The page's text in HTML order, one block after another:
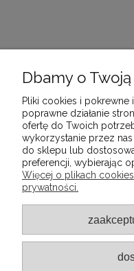
100%
Ponieważ
wartościowych i
służyć będą przez
Dbamy o
Pliki cookies i
poprawne działanie
ofertę do Twoich
wykorzystanie przez
do sklepu lub
preferencji, wybierając
Więcej o plikach
prywatności.